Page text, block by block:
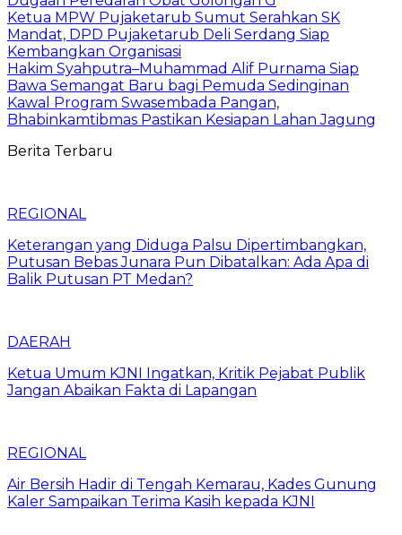
Ketua MPW Pujaketarub Sumut Serahkan SK
Mandat, DPD Pujaketarub Deli Serdang Siap
Kembangkan Organisasi
Hakim Syahputra–Muhammad Alif Purnama Siap
Bawa Semangat Baru bagi Pemuda Sedinginan
Kawal Program Swasembada Pangan,
Bhabinkamtibmas Pastikan Kesiapan Lahan Jagung
Berita Terbaru
REGIONAL
Keterangan yang Diduga Palsu Dipertimbangkan,
Putusan Bebas Junara Pun Dibatalkan: Ada Apa di
Balik Putusan PT Medan?
DAERAH
Ketua Umum KJNI Ingatkan, Kritik Pejabat Publik
Jangan Abaikan Fakta di Lapangan
REGIONAL
Air Bersih Hadir di Tengah Kemarau, Kades Gunung
Kaler Sampaikan Terima Kasih kepada KJNI